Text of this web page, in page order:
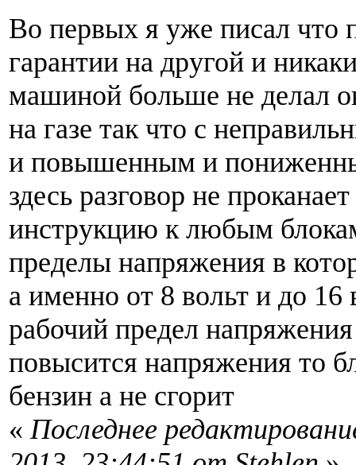
Во первых я уже писал что
гарантии на другой и
машиной больше не делал
на газе так что с
и повышенным и
здесь разговор не
инструкцию к любым
пределы напряжения в
а именно от 8 вольт и до 16
рабочий предел
повысится напряжения то
бензин а не сгорит
«Последнее